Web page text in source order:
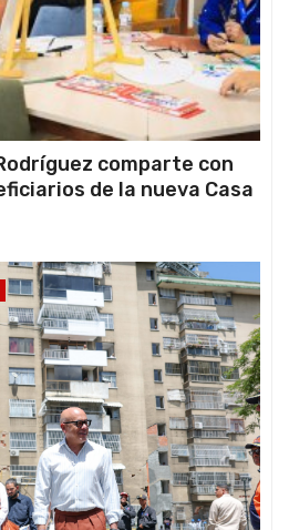
comparte con
de la nueva Casa
en Caracas